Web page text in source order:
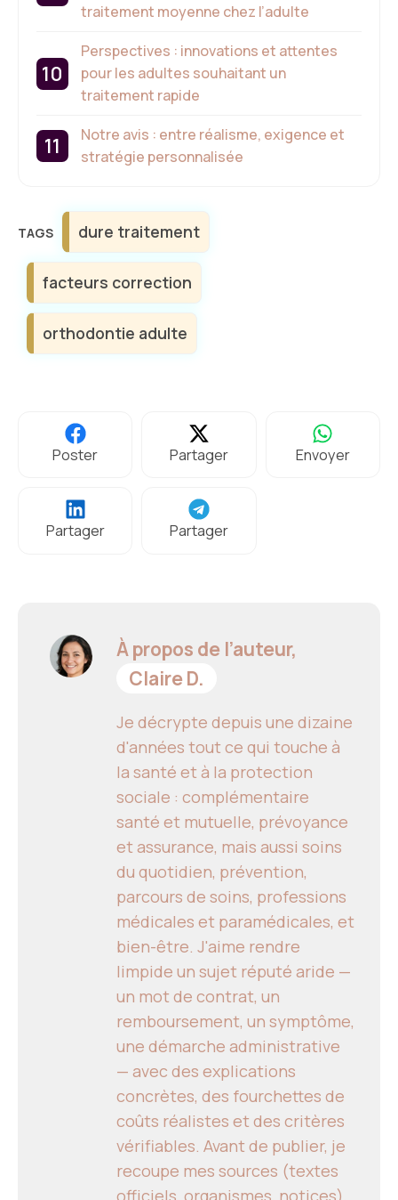
traitement moyenne chez l’adulte
Perspectives : innovations et attentes
pour les adultes souhaitant un
traitement rapide
Notre avis : entre réalisme, exigence et
stratégie personnalisée
Étiquettes
dure traitement
facteurs correction
orthodontie adulte
Poster Partager Envoyer
Partager Partager
À propos de l’auteur,
Claire D.
Je décrypte depuis une dizaine
d'années tout ce qui touche à
la santé et à la protection
sociale : complémentaire
santé et mutuelle, prévoyance
et assurance, mais aussi soins
du quotidien, prévention,
parcours de soins, professions
médicales et paramédicales, et
bien-être. J'aime rendre
limpide un sujet réputé aride —
un mot de contrat, un
remboursement, un symptôme,
une démarche administrative
— avec des explications
concrètes, des fourchettes de
coûts réalistes et des critères
vérifiables. Avant de publier, je
recoupe mes sources (textes
officiels, organismes, notices),